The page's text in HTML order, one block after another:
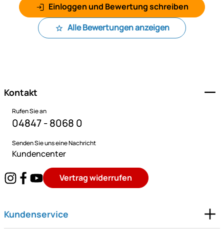
Einloggen und Bewertung schreiben
Alle Bewertungen anzeigen
Kontakt
Rufen Sie an
04847 - 8068 0
Senden Sie uns eine Nachricht
Kundencenter
Vertrag widerrufen
Kundenservice